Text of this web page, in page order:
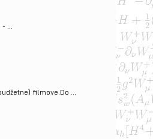
...
filmove.Do ...